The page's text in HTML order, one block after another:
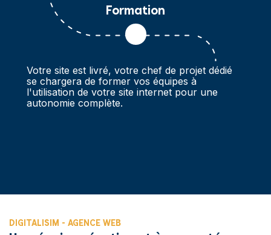
Formation
Votre site est livré, votre chef de projet dédié
se chargera de former vos équipes à
l'utilisation de votre site internet pour une
autonomie complète.
DIGITALISIM - AGENCE WEB